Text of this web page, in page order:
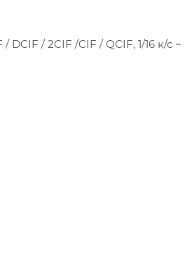
/ 2CIF /CIF / QCIF, 1/16 к/с ~